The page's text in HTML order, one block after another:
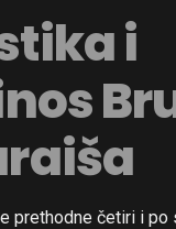
i
prethodne četiri i